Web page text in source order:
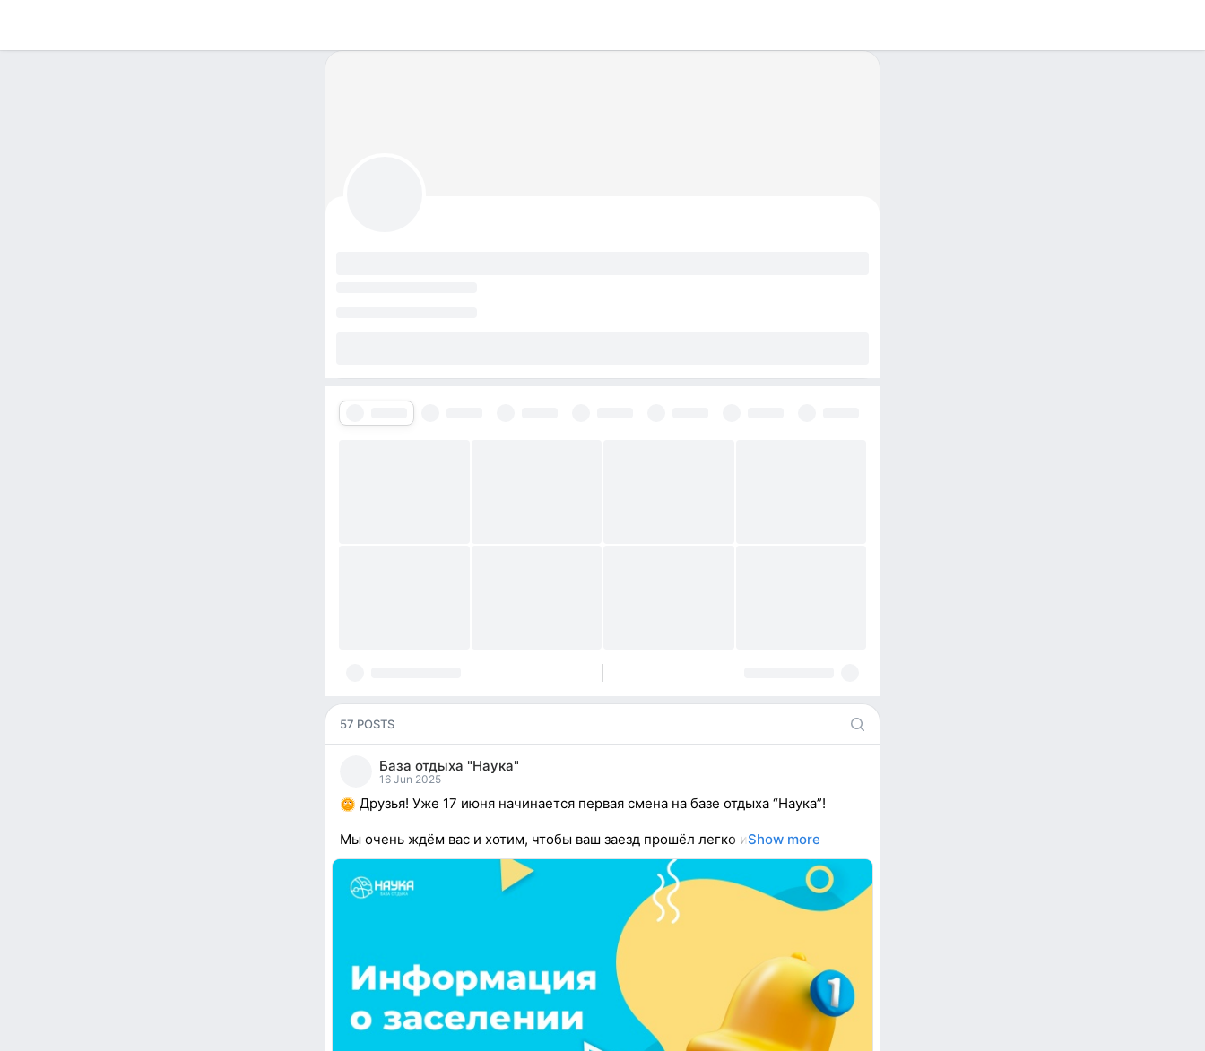
57 POSTS
База отдыха "Наука"
16 Jun 2025
Друзья! Уже 17 июня начинается первая смена на базе отдыха “Наука”!
Мы очень ждём вас и хотим, чтобы ваш заезд прошёл легко иShow more